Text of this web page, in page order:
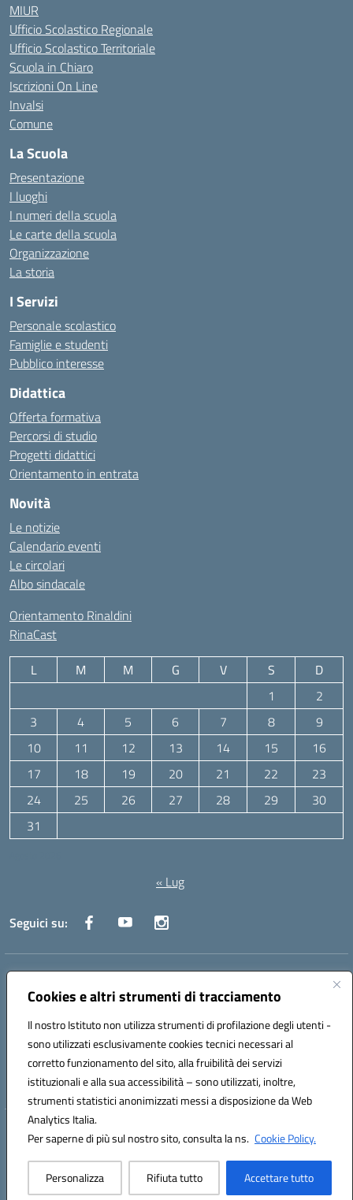
Cookies e altri strumenti di tracciamento
Il nostro Istituto non utilizza strumenti di profilazione degli utenti -
sono utilizzati esclusivamente cookies tecnici necessari al
corretto funzionamento del sito, alla fruibilità dei servizi
istituzionali e alla sua accessibilità – sono utilizzati, inoltre,
strumenti statistici anonimizzati messi a disposizione da Web
Analytics Italia.
Per saperne di più sul nostro sito, consulta la ns. Cookie Policy.
Personalizza Rifiuta tutto Accettare tutto
MIUR
Ufficio Scolastico Regionale
Ufficio Scolastico Territoriale
Scuola in Chiaro
Iscrizioni On Line
Invalsi
Comune
La Scuola
Presentazione
I luoghi
I numeri della scuola
Le carte della scuola
Organizzazione
La storia
I Servizi
Personale scolastico
Famiglie e studenti
Pubblico interesse
Didattica
Offerta formativa
Percorsi di studio
Progetti didattici
Orientamento in entrata
Novità
Le notizie
Calendario eventi
Le circolari
Albo sindacale
Orientamento Rinaldini
RinaCast
L M M G V S
D
1
2
3
4 5 6 7 8
9
10
11 12 13 14 15
16
17
18 19 20 21 22
23
24
25 26 27 28 29
30
31
« Lug
Seguici su:
Indirizzo:Via Canale 1, Ancona
Centralino:071 204723 Email:anpc010006@istruzione.it
Codice fiscale: 93020970427
Codice meccanografico:
ANPC010006
Codice unico di fatturazione (CUF): UFBE6V
Hosting & Powered by 3D Solution S.r.l.
Concept & Design by Designers Italia